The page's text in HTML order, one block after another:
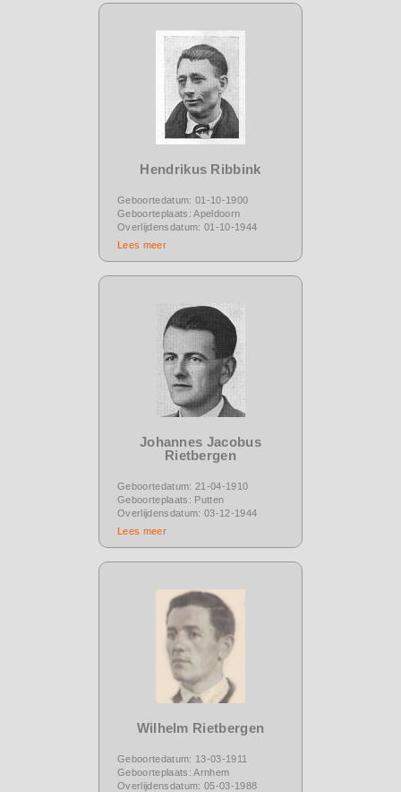
Hendrikus Ribbink
Geboortedatum: 01-10-1900
Geboorteplaats: Apeldoorn
Overlijdensdatum: 01-10-1944
Lees meer
Johannes Jacobus
Rietbergen
Geboortedatum: 21-04-1910
Geboorteplaats: Putten
Overlijdensdatum: 03-12-1944
Lees meer
Wilhelm Rietbergen
Geboortedatum: 13-03-1911
Geboorteplaats: Arnhem
Overlijdensdatum: 05-03-1988